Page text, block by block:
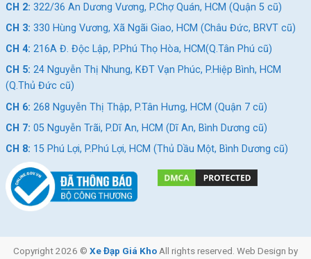
CH 5:
24 Nguyễn Thị Nhung, KĐT Vạn Phúc, P.Hiệp Bình,
HCM (Q.Thủ Đức cũ)
CH 6: 268 Nguyễn Thị Thập, P.Tân Hưng, HCM (Quận 7
cũ)
05 Nguyễn Trãi, P.Dĩ An, HCM (Dĩ An, Bình Dương
cũ)
CH 8:15 Phú Lợi, P.Phú Lợi, HCM (Thủ Dầu Một, Bình
Dương cũ)
SKU:bocyenraca
CH 2: 322/36 An Dương Vương, P.Chợ Quán, HCM (Quận 5 cũ)
CH 3: 330 Hùng Vương, Xã Ngãi Giao, HCM (Châu Đức, BRVT cũ)
CH 4: 216A Đ. Độc Lập, P.Phú Thọ Hòa, HCM(Q.Tân Phú cũ)
CH 5: 24 Nguyễn Thị Nhung, KĐT Vạn Phúc, P.Hiệp Bình, HCM
(Q.Thủ Đức cũ)
CH 6: 268 Nguyễn Thị Thập, P.Tân Hưng, HCM (Quận 7 cũ)
CH 7: 05 Nguyễn Trãi, P.Dĩ An, HCM (Dĩ An, Bình Dương cũ)
CH 8: 15 Phú Lợi, P.Phú Lợi, HCM (Thủ Dầu Một, Bình Dương cũ)
Copyright 2026 © Xe Đạp Giá Kho All rights reserved. Web Design by